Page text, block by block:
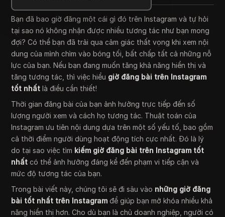
Bạn đã bao giờ đăng một cái gì đó trên Instagram và tự hỏi
tại sao nó không nhận được nhiều tương tác như bạn mong
đợi? Có thể bạn đã trải qua cảm giác thất vọng khi xem nội
dung của mình chìm vào bóng tối, bất chấp tất cả những nỗ
lực của bạn. Nếu bạn đang muốn tăng khả năng hiển thị và
tăng tương tác, thì việc hiểu giờ đăng bài trên Instagram
tốt nhất là điều cần thiết!
Thời gian đăng bài của bạn ảnh hưởng trực tiếp đến số
lượng người xem và cách họ tương tác. Thuật toán của
Instagram ưu tiên nội dung dựa trên một số yếu tố, bao gồm
cả thời điểm người dùng hoạt động tích cực nhất. Đó là lý
do tại sao việc tìm kiếm giờ đăng bài trên Instagram tốt
nhất có thể ảnh hưởng đáng kể đến phạm vi tiếp cận và
mức độ tương tác của bạn.
Trong bài viết này, chúng tôi sẽ đi sâu vào những giờ đăng
bài tốt nhất trên Instagram để giúp bạn mở khóa nhiều khả
năng hiển thị hơn. Cho dù bạn là chủ doanh nghiệp, người có